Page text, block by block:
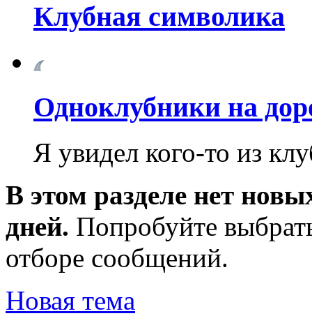
Клубная символика
Одноклубники на
Я увидел кого-то из
В этом разделе нет
дней. Попробуйте
отборе сообщений.
Новая тема